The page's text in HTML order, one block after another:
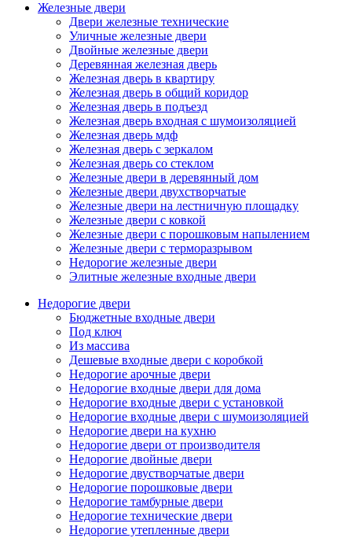
Железные двери
Двери железные технические
Уличные железные двери
Двойные железные двери
Деревянная железная дверь
Железная дверь в квартиру
Железная дверь в общий коридор
Железная дверь в подъезд
Железная дверь входная с шумоизоляцией
Железная дверь мдф
Железная дверь с зеркалом
Железная дверь со стеклом
Железные двери в деревянный дом
Железные двери двухстворчатые
Железные двери на лестничную площадку
Железные двери с ковкой
Железные двери с порошковым напылением
Железные двери с терморазрывом
Недорогие железные двери
Элитные железные входные двери
Недорогие двери
Бюджетные входные двери
Под ключ
Из массива
Дешевые входные двери с коробкой
Недорогие арочные двери
Недорогие входные двери для дома
Недорогие входные двери с установкой
Недорогие входные двери с шумоизоляцией
Недорогие двери на кухню
Недорогие двери от производителя
Недорогие двойные двери
Недорогие двустворчатые двери
Недорогие порошковые двери
Недорогие тамбурные двери
Недорогие технические двери
Недорогие утепленные двери